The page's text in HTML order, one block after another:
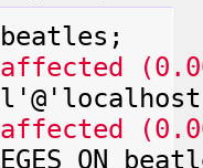
affected
affected